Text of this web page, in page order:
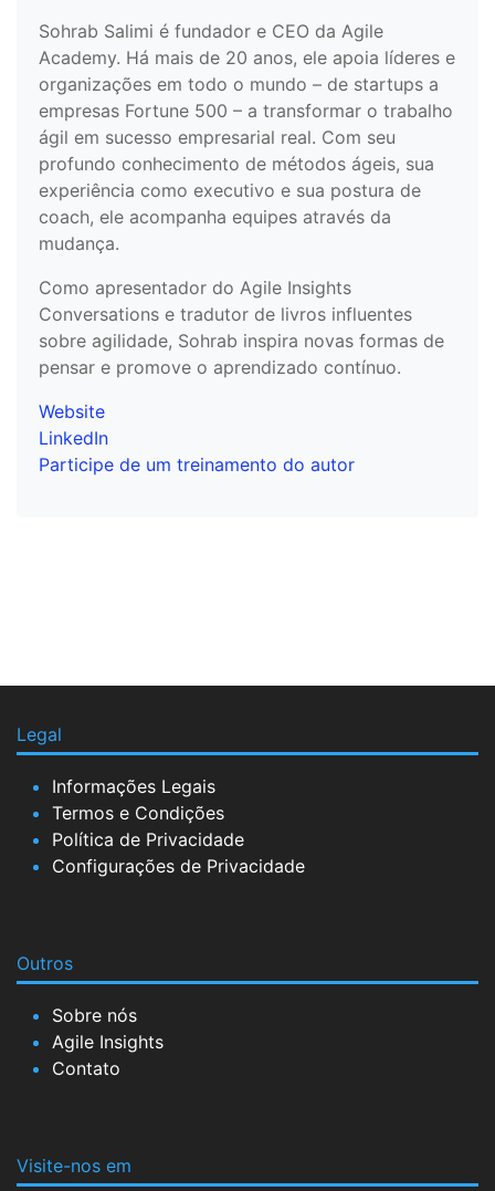
Sohrab Salimi é fundador e CEO da Agile
Academy. Há mais de 20 anos, ele apoia líderes e
organizações em todo o mundo – de startups a
empresas Fortune 500 – a transformar o trabalho
ágil em sucesso empresarial real. Com seu
profundo conhecimento de métodos ágeis, sua
experiência como executivo e sua postura de
coach, ele acompanha equipes através da
mudança.
Como apresentador do Agile Insights
Conversations e tradutor de livros influentes
sobre agilidade, Sohrab inspira novas formas de
pensar e promove o aprendizado contínuo.
Website
LinkedIn
Participe de um treinamento do autor
Legal
Informações Legais
Termos e Condições
Política de Privacidade
Configurações de Privacidade
Outros
Sobre nós
Agile Insights
Contato
Visite-nos em